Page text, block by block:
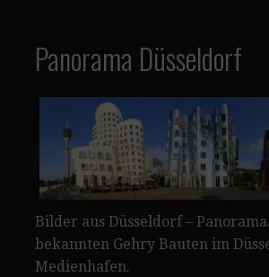
Panorama Düsseldorf
Bilder aus Düsseldorf –
bekannten Gehry Bauten im
Medienhafen.